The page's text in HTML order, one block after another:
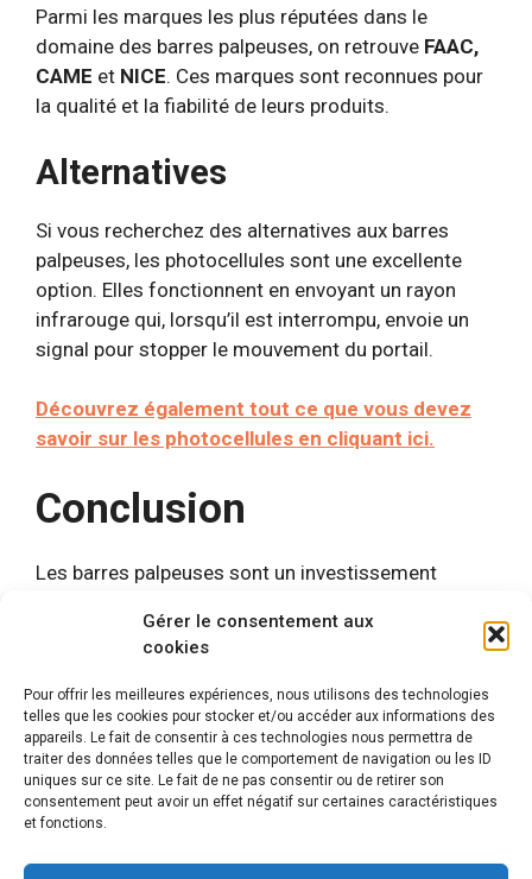
Gérer le consentement aux
cookies
Pour offrir les meilleures expériences, nous utilisons des technologies
telles que les cookies pour stocker et/ou accéder aux informations des
appareils. Le fait de consentir à ces technologies nous permettra de
traiter des données telles que le comportement de navigation ou les ID
uniques sur ce site. Le fait de ne pas consentir ou de retirer son
consentement peut avoir un effet négatif sur certaines caractéristiques
et fonctions.
Parmi les marques les plus réputées dans le
domaine des barres palpeuses, on retrouve FAAC,
CAME et NICE. Ces marques sont reconnues pour
la qualité et la fiabilité de leurs produits.
Alternatives
Si vous recherchez des alternatives aux barres
palpeuses, les photocellules sont une excellente
option. Elles fonctionnent en envoyant un rayon
infrarouge qui, lorsqu’il est interrompu, envoie un
signal pour stopper le mouvement du portail.
Découvrez également tout ce que vous devez
savoir sur les photocellules en cliquant ici.
Conclusion
Les barres palpeuses sont un investissement
électrique. En choisissant le bon produit et en
tenant compte des critères mentionnés ci-dessus,
vous garantirez un fonctionnement sûr et efficace
de votre portail pour de nombreuses années.
© 2026 Automatismes-portail.fr